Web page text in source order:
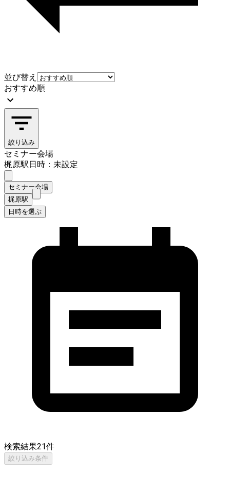
並び替え
おすすめ順
絞り込み
セミナー会場
梶原駅日時：未設定
セミナー会場
梶原駅
日時を選ぶ
検索結果21件
絞り込み条件